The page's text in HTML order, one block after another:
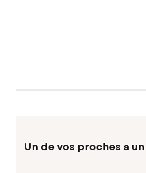
Un de vos proches a